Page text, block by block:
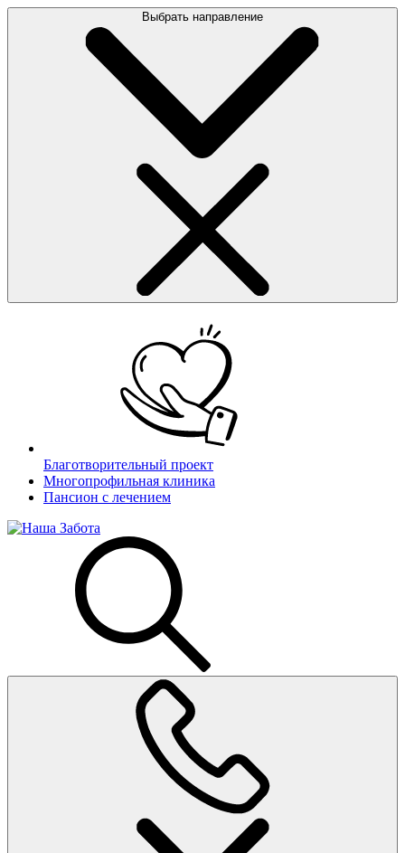
Выбрать направление
Благотворительный проект
Многопрофильная клиника
Пансион с лечением